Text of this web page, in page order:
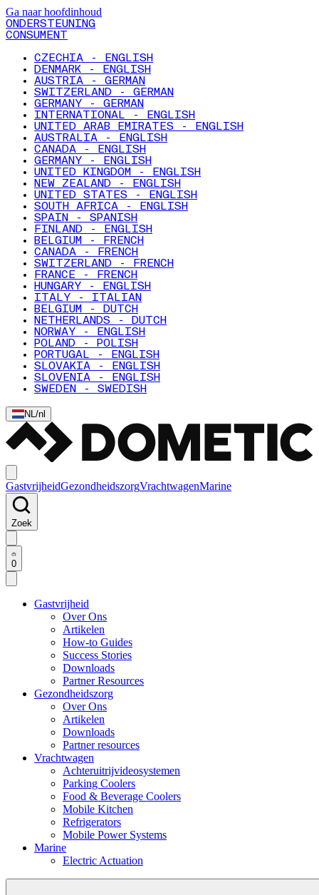
Ga naar hoofdinhoud
ONDERSTEUNING
CONSUMENT
CZECHIA - ENGLISH
DENMARK - ENGLISH
AUSTRIA - GERMAN
SWITZERLAND - GERMAN
GERMANY - GERMAN
INTERNATIONAL - ENGLISH
UNITED ARAB EMIRATES - ENGLISH
AUSTRALIA - ENGLISH
CANADA - ENGLISH
GERMANY - ENGLISH
UNITED KINGDOM - ENGLISH
NEW ZEALAND - ENGLISH
UNITED STATES - ENGLISH
SOUTH AFRICA - ENGLISH
SPAIN - SPANISH
FINLAND - ENGLISH
BELGIUM - FRENCH
CANADA - FRENCH
SWITZERLAND - FRENCH
FRANCE - FRENCH
HUNGARY - ENGLISH
ITALY - ITALIAN
BELGIUM - DUTCH
NETHERLANDS - DUTCH
NORWAY - ENGLISH
POLAND - POLISH
PORTUGAL - ENGLISH
SLOVAKIA - ENGLISH
SLOVENIA - ENGLISH
SWEDEN - SWEDISH
NL/nl
GastvrijheidGezondheidszorgVrachtwagenMarine
Zoek
0
Gastvrijheid
Over Ons
Artikelen
How-to Guides
Success Stories
Downloads
Partner Resources
Gezondheidszorg
Over Ons
Artikelen
Downloads
Partner resources
Vrachtwagen
Achteruitrijvideosystemen
Parking Coolers
Food & Beverage Coolers
Mobile Kitchen
Refrigerators
Mobile Power Systems
Marine
Electric Actuation